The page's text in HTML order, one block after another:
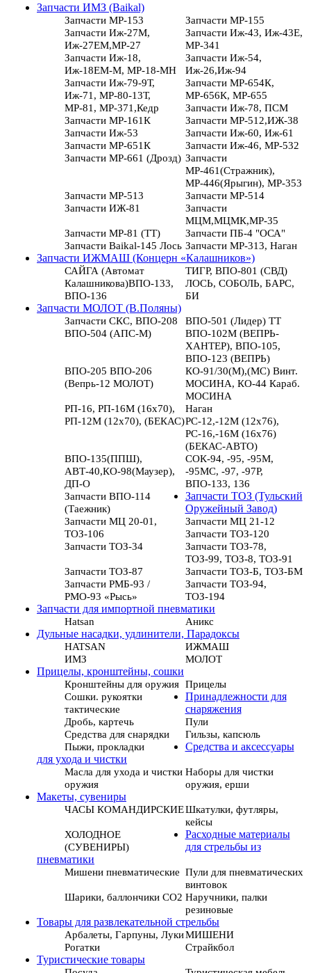
Запчасти ИМЗ (Baikal)
Запчасти МР-153
Запчасти МР-155
Запчасти Иж-27М,
Иж-27ЕМ,МР-27
Запчасти Иж-43, Иж-43Е,
МР-341
Запчасти Иж-18,
Иж-18ЕМ-М, МР-18-МН
Запчасти Иж-54,
Иж-26,Иж-94
Запчасти Иж-79-9Т,
Иж-71, МР-80-13Т,
МР-81, МР-371,Кедр
Запчасти МР-654К,
МР-656К, МР-655
Запчасти Иж-78, ПСМ
Запчасти МР-161К
Запчасти МР-512,ИЖ-38
Запчасти Иж-53
Запчасти Иж-60, Иж-61
Запчасти МР-651К
Запчасти Иж-46, МР-532
Запчасти МР-661 (Дрозд) Запчасти
МР-461(Стражник),
МР-446(Ярыгин), МР-353
Запчасти МР-513
Запчасти МР-514
Запчасти ИЖ-81
Запчасти
МЦМ,МЦМК,МР-35
Запчасти МР-81 (ТТ)
Запчасти ПБ-4 "ОСА"
Запчасти Baikal-145 Лось Запчасти МР-313, Наган
Запчасти ИЖМАШ (Концерн «Калашников»)
САЙГА (Автомат
Калашникова)ВПО-133,
ВПО-136
ТИГР, ВПО-801 (СВД)
ЛОСЬ, СОБОЛЬ, БАРС,
БИ
Запчасти МОЛОТ (В.Поляны)
Запчасти СКС, ВПО-208
ВПО-501 (Лидер) ТТ
ВПО-504 (АПС-М)
ВПО-102М (ВЕПРЬ-
ХАНТЕР), ВПО-105,
ВПО-123 (ВЕПРЬ)
ВПО-205 ВПО-206
(Вепрь-12 МОЛОТ)
КО-91/30(М),(МС) Винт.
МОСИНА, КО-44 Караб.
МОСИНА
РП-16, РП-16М (16х70),
РП-12М (12х70), (БЕКАС)
Наган
РС-12,-12М (12х76),
РС-16,-16М (16х76)
(БЕКАС-АВТО)
ВПО-135(ППШ),
АВТ-40,КО-98(Маузер),
ДП-О
СОК-94, -95, -95М,
-95МС, -97, -97Р,
ВПО-133, 136
Запчасти ВПО-114
(Таежник)
Запчасти ТОЗ (Тульский
Оружейный Завод)
Запчасти МЦ 20-01,
ТОЗ-106
Запчасти МЦ 21-12
Запчасти ТОЗ-120
Запчасти ТОЗ-34
Запчасти ТОЗ-78,
ТОЗ-99, ТОЗ-8, ТОЗ-91
Запчасти ТОЗ-87
Запчасти ТОЗ-Б, ТОЗ-БМ
Запчасти РМБ-93 /
РМО-93 «Рысь»
Запчасти ТОЗ-94,
ТОЗ-194
Запчасти для импортной пневматики
Hatsan
Аникс
Дульные насадки, удлинители, Парадоксы
HATSAN
ИЖМАШ
ИМЗ
МОЛОТ
Прицелы, кронштейны, сошки
Кронштейны для оружия Прицелы
Сошки. рукоятки
тактические
Принадлежности для
снаряжения
Дробь, картечь
Пули
Средства для снарядки
Гильзы, капсюль
Пыжи, прокладки
Средства и аксессуары
для ухода и чистки
Масла для ухода и чистки
оружия
Наборы для чистки
оружия, ерши
Макеты, сувениры
ЧАСЫ КОМАНДИРСКИЕШкатулки, футляры,
кейсы
ХОЛОДНОЕ
(СУВЕНИРЫ)
Расходные материалы
для стрельбы из
пневматики
Мишени пневматические Пули для пневматических
винтовок
Шарики, баллончики СО2 Наручники, палки
резиновые
Товары для развлекательной стрельбы
Арбалеты, Гарпуны, ЛукиМИШЕНИ
Рогатки
Страйкбол
Туристические товары